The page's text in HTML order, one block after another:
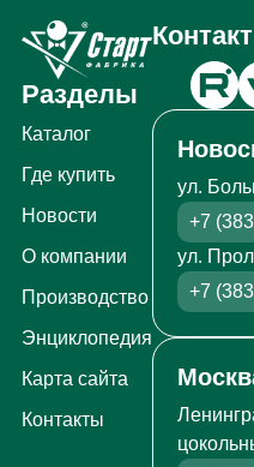
Разделы
Каталог
Где купить
Новости
О компании
Производство
Энциклопедия
Карта сайта
Контакты
ул.
+7
ул.
+7